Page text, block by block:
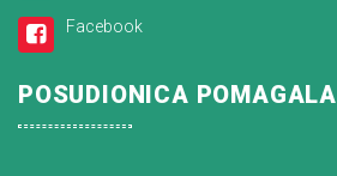
Facebook
POSUDIONICA POMAGALA